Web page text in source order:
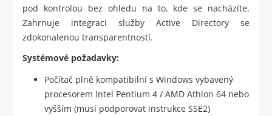
pod kontrolou bez ohledu na to, kde se nacházíte.
Zahrnuje integraci služby Active Directory se
zdokonalenou transparentností.
Systémové požadavky:
Počítač plně kompatibilní s Windows vybavený
procesorem Intel Pentium 4 / AMD Athlon 64 nebo
vyšším (musí podporovat instrukce SSE2)